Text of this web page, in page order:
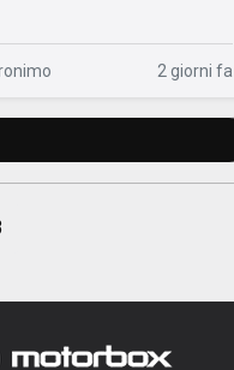
2 giorni fa